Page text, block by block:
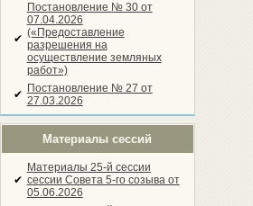
✔
Постановление № 30 от
07.04.2026
(«Предоставление
разрешения на
осуществление земляных
работ»)
✔ Постановление № 27 от
27.03.2026
Материалы сессий
✔
Материалы 25-й сессии
сессии Совета 5-го созыва от
05.06.2026